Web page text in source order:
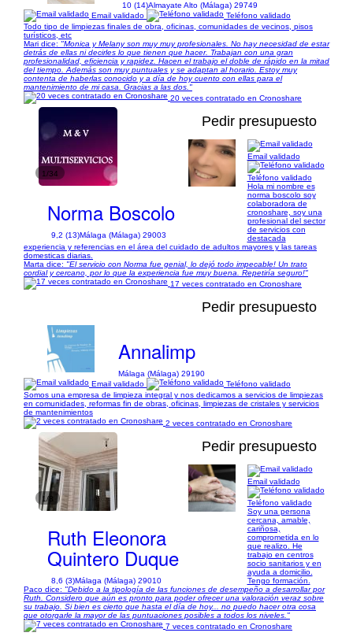
10 (14)Almayate Alto (Málaga) 29749
Email validado
Teléfono validado
Todo tipo de limpiezas finales de obra, oficinas, comunidades de vecinos, pisos
turísticos, etc
Mari dice: "Monica y Melany son muy muy profesionales. No hay necesidad de estar
detrás de ellas ni decirles lo que tienen que hacer. Trabajan con una gran
profesionalidad, eficiencia y rapidez. Hacen el trabajo el doble de rápido en la mitad
del tiempo. Además son muy puntuales y se adaptan al horario. Estoy muy
contenta de haberlas conocido y a día de hoy cuento con ellas para el
mantenimiento de mi casa. Gracias a las dos."
20 veces contratado en Cronoshare
1/34
Pedir presupuesto
Norma Boscolo
9,2 (13)Málaga (Málaga) 29003
Email validado
Teléfono validado
Hola mi nombre es
norma boscolo soy
colaboradora de
cronoshare, soy una
profesional del sector
de servicios con
destacada
experiencia y referencias en el área del cuidado de adultos mayores y las tareas
domesticas diarias.
Marta dice: "El servicio con Norma fue genial, lo dejó todo impecable! Un trato
cordial y cercano, por lo que la experiencia fue muy buena. Repetiría seguro!"
17 veces contratado en Cronoshare
Pedir presupuesto
Annalimp
Málaga (Málaga) 29190
Email validado
Teléfono validado
Somos una empresa de limpieza integral y nos dedicamos a servicios de limpiezas
en comunidades, reformas fin de obras, oficinas, limpiezas de cristales y servicios
de mantenimientos
2 veces contratado en Cronoshare
1/8
Pedir presupuesto
Ruth Eleonora
Quintero Duque
8,6 (3)Málaga (Málaga) 29010
Email validado
Teléfono validado
Soy una persona
cercana, amable,
cariñosa,
comprometida en lo
que realizo. He
trabajo en centros
socio sanitarios y en
ayuda a domicilio.
Tengo formación.
Paco dice: "Debido a la tipología de las funciones de desempeño a desarrollar por
Ruth. Considero que aún es pronto para poder ofrecer una valoración veraz sobre
su trabajo. Si bien es cierto que hasta el día de hoy... no puedo hacer otra cosa
que otorgarle la mayor de las puntuaciones posibles a todos los niveles."
7 veces contratado en Cronoshare